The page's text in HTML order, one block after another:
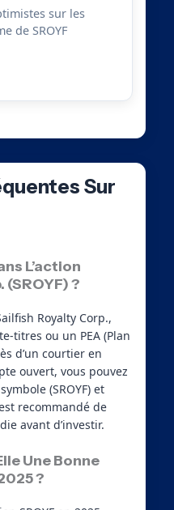
sur les
de SROYF
Sur
L’action
?
Royalty Corp.,
titres ou un PEA (Plan
d’un courtier en
ouvert, vous pouvez
(SROYF) et
recommandé de
avant d’investir.
Une Bonne
?